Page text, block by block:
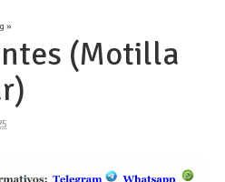
»
(Motilla